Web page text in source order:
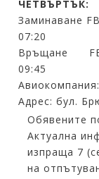
ЧЕТВЪРТЪК:
Заминаване
07:20
Връщане
09:45
Адрес: бул.
Обявените
Актуална
изпраща 7
на